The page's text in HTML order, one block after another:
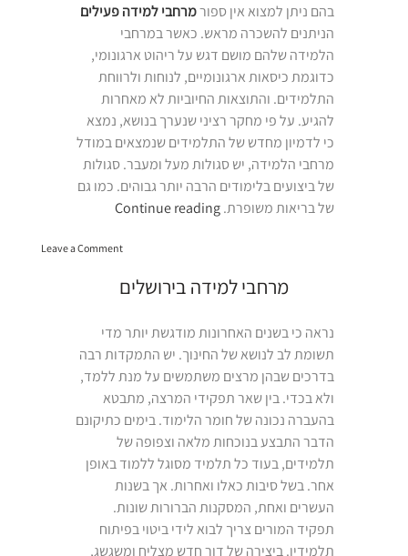
בהם ניתן למצוא אין ספורמרחבי למידה פעילים
הניתנים להשכרה מראש. כאשר במרחבי
הלמידה שלהם מושם דגש על ריהוט ארגונומי,
כדוגמת כיסאות ארגונומיים, לנוחות ולרווחת
התלמידים. והתוצאות החיוביות לא מאחרות
להגיע. על פי מחקר רציני שנערך בנושא, נמצא
כי לדמיון מחדש של התלמידים שנמצאים במודל
מרחבי הלמידה, יש סגולות מעל ומעבר. סגולות
של ביצועים בלימודים הרבה יותר גבוהים. כמו גם
של בריאות משופרת. Continue reading“המודל
מרחבי
Leave a Commenton
מרחבי
מרחבי למידה בירושלים
נראה כי בשנים האחרונות מודגשת יותר מדי
תשומת לב לנושא של החינוך. יש התמקדות רבה
בדרכים שבהן מרצים משתמשים על מנת ללמד,
ולא בכדי. בין שאר תפקידי המרצה, מתבטא
בהעברה נכונה של חומר הלימוד. בימים כתיקונם
הדבר התבצע בנוכחות מלאה וצפופה של
תלמידים, בעוד כל תלמיד מסוגל ללמוד באופן
אחר. בשל סיבות כאלו ואחרות. אך בשנות
העשרים ואחת, המסקנות הברורות שונות.
תפקיד המורים צריך לבוא לידי ביטוי בפיתוח
תלמידיו. ביצירה של דור חדש מצליח ומשגשג,